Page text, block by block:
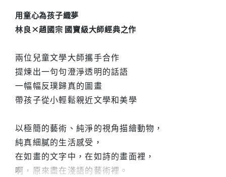
用童心為孩子織夢
林良×趙國宗 國寶級大師經典之作
兩位兒童文學大師攜手合作
提煉出一句句澄淨透明的話語
一幅幅反璞歸真的圖畫
帶孩子從小輕鬆親近文學和美學
以極簡的藝術、純淨的視角描繪動物，
純真細膩的生活感受，
在如畫的文字中，在如詩的畫面裡，
啊，原來盡在淺語的藝術裡。